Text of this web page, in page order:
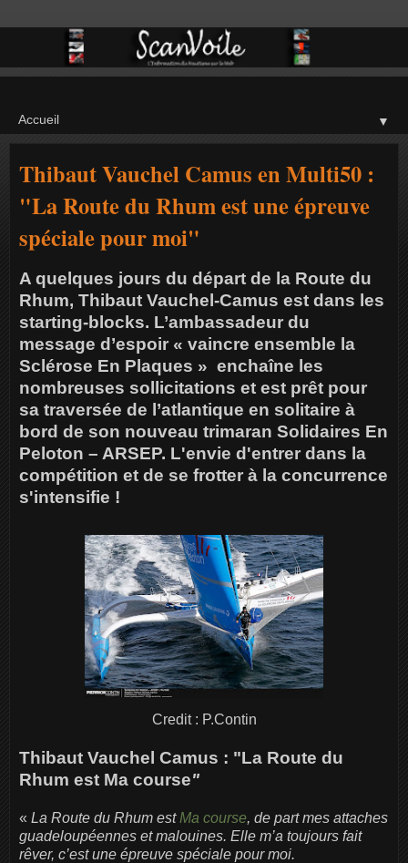
▼
Thibaut Vauchel Camus en Multi50 :
"La Route du Rhum est une épreuve
spéciale pour moi"
A quelques jours du départ de la Route du
Rhum, Thibaut Vauchel-Camus est dans les
starting-blocks. L’ambassadeur du
message d’espoir « vaincre ensemble la
Sclérose En Plaques » enchaîne les
nombreuses sollicitations et est prêt pour
sa traversée de l’atlantique en solitaire à
bord de son nouveau trimaran Solidaires En
Peloton – ARSEP. L'envie d'entrer dans la
compétition et de se frotter à la concurrence
s'intensifie !
Credit : P.Contin
Thibaut Vauchel Camus : "La Route du
Rhum est Ma course"
« La Route du Rhum estMa course, de part mes attaches
guadeloupéennes et malouines. Elle m’a toujours fait
rêver, c’est une épreuve spéciale pour moi.